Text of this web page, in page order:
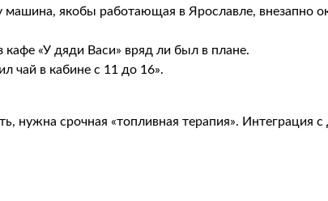
якобы работающая в Ярославле, внезапно
«У дяди Васи» вряд ли был в плане.
чай в кабине с 11 до 16».
нужна срочная «топливная терапия». Интеграция с